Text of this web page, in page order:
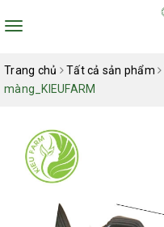
Toggle
Trang chủ Tất cả sản phẩm
màng_KIEUFARM